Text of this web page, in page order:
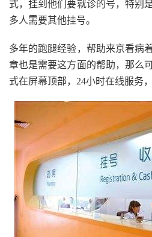
式，挂到他们要就诊的号，特别
多人需要其他挂号。
多年的跑腿经验，帮助来京看病
章也是需要这方面的帮助，那么
式在屏幕顶部，24小时在线服务